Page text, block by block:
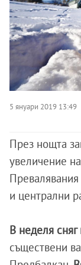
5 януари 2019 13:49
През нощта
увеличение
и централни
В неделя
съществени